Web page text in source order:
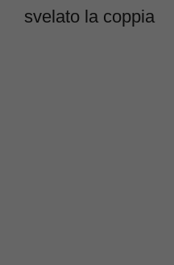
svelato la coppia